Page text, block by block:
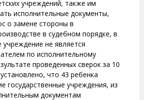
учреждений, также им
исполнительные документы,
о замене стороны в
в судебном порядке, в
учреждение не является
по исполнительному
проведенных сверок за 10
что 43 ребенка
государственные учреждения, из
документам